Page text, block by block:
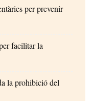
per prevenir
facilitar la
la prohibició del